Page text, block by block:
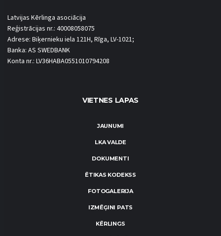
Latvijas Kērlinga asociācija
Reģistrācijas nr.: 40008058075
Adrese: Biķernieku iela 121H, Rīga, LV-1021;
Banka: AS SWEDBANK
Konta nr.: LV36HABA0551010794208
VIETNES LAPAS
JAUNUMI
LKA VALDE
DOKUMENTI
ĒTIKAS KODEKSS
FOTOGALERIJA
IZMĒĢINI PATS
KĒRLINGS